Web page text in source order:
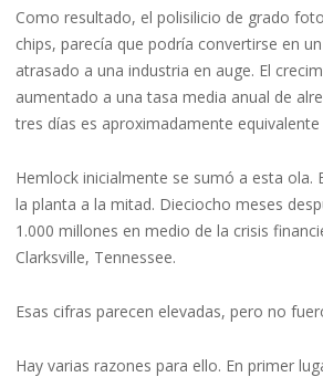
Como resultado, el polisilicio de grado
chips, parecía que podría convertirse en
atrasado a una industria en auge. El
aumentado a una tasa media anual de
tres días es aproximadamente
Hemlock inicialmente se sumó a esta ola.
la planta a la mitad. Dieciocho meses
1.000 millones en medio de la crisis
Clarksville, Tennessee.
Esas cifras parecen elevadas, pero no
Hay varias razones para ello. En primer